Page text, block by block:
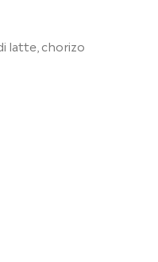
latte, chorizo